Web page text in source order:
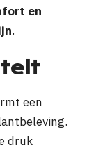
en
.
telt
een
druk